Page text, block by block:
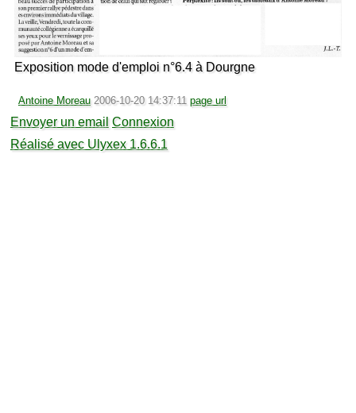
Exposition mode d'emploi n°6.4 à Dourgne
Antoine Moreau 2006-10-20 14:37:11 page url
Envoyer un email Connexion
Réalisé avec Ulyxex 1.6.6.1